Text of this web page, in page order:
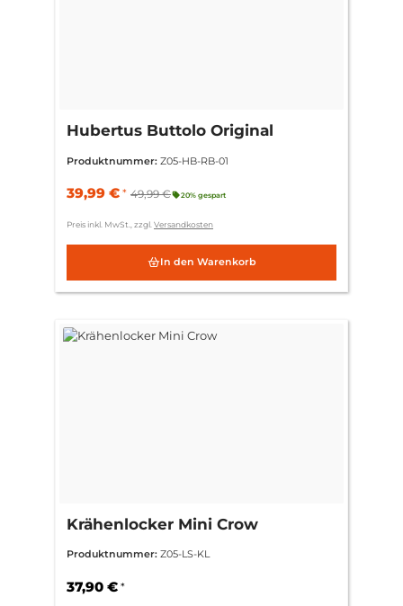
Hubertus Buttolo Original
Produktnummer: Z05-HB-RB-01
39,99 € * 49,99 € 20% gespart
Preis inkl. MwSt., zzgl. Versandkosten
In den Warenkorb
Krähenlocker Mini Crow
Produktnummer: Z05-LS-KL
37,90 € *